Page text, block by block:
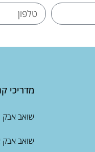
מדריכי
שואב אבק
שואב אבק